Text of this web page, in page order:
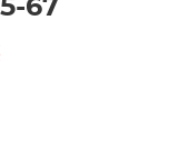
67